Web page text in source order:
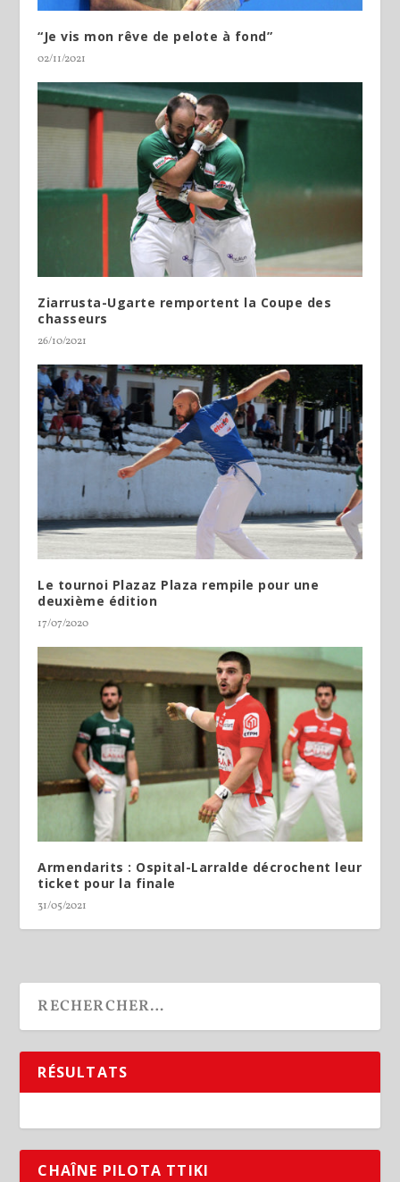
“Je vis mon rêve de pelote à fond”
02/11/2021
Ziarrusta-Ugarte remportent la Coupe des
chasseurs
26/10/2021
Le tournoi Plazaz Plaza rempile pour une
deuxième édition
17/07/2020
Armendarits : Ospital-Larralde décrochent leur
ticket pour la finale
31/05/2021
RÉSULTATS
CHAÎNE PILOTA TTIKI